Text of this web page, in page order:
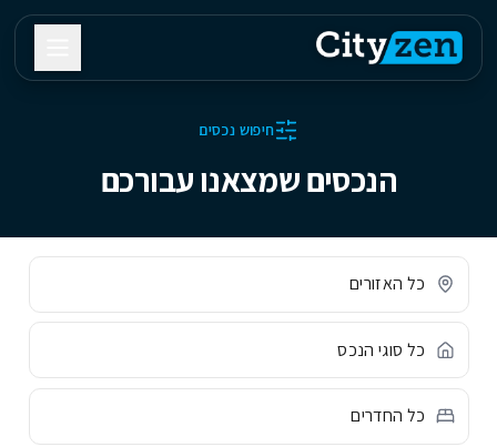
חיפוש נכסים
הנכסים שמצאנו עבורכם